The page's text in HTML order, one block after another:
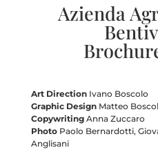
Azienda
Art Direction Ivano Boscolo
Graphic Design Matteo
Copywriting Anna Zuccaro
Photo Paolo Bernardotti,
Anglisani